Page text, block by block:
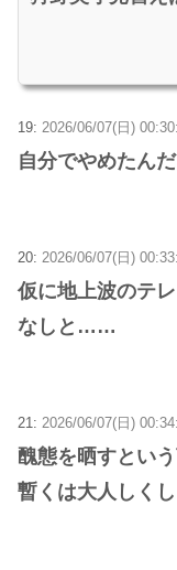
19: 2026/06/07(日)
自分でやめたん
20: 2026/06/07(日)
仮に地上波のテ
なしと……
21: 2026/06/07(日)
醜態を晒すとい
暫くは大人しく